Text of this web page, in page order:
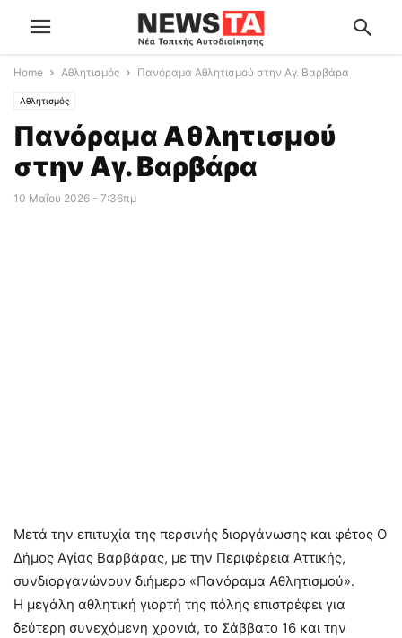
Home Αθλητισμός Πανόραμα Αθλητισμού στην Αγ. Βαρβάρα
Αθλητισμός
Πανόραμα Αθλητισμού
στην Αγ. Βαρβάρα
10 Μαΐου 2026 - 7:36πμ
Μετά την επιτυχία της περσινής διοργάνωσης και φέτος Ο
Δήμος Αγίας Βαρβάρας, με την Περιφέρεια Αττικής,
συνδιοργανώνουν διήμερο «Πανόραμα Αθλητισμού».
Η μεγάλη αθλητική γιορτή της πόλης επιστρέφει για
δεύτερη συνεχόμενη χρονιά, το Σάββατο 16 και την